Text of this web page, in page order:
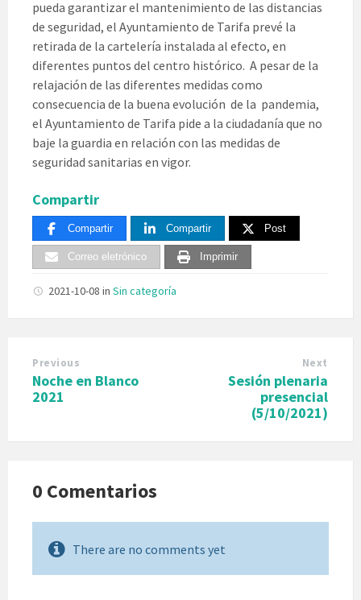
pueda garantizar el mantenimiento de las distancias
de seguridad, el Ayuntamiento de Tarifa prevé la
retirada de la cartelería instalada al efecto, en
diferentes puntos del centro histórico. A pesar de la
relajación de las diferentes medidas como
consecuencia de la buena evolución de la pandemia,
el Ayuntamiento de Tarifa pide a la ciudadanía que no
baje la guardia en relación con las medidas de
seguridad sanitarias en vigor.
Compartir
Compartir Compartir Post
Correo eletrónico Imprimir
2021-10-08 in Sin categoría
Previous
Noche en Blanco
2021
Next
Sesión plenaria
presencial
(5/10/2021)
0 Comentarios
There are no comments yet